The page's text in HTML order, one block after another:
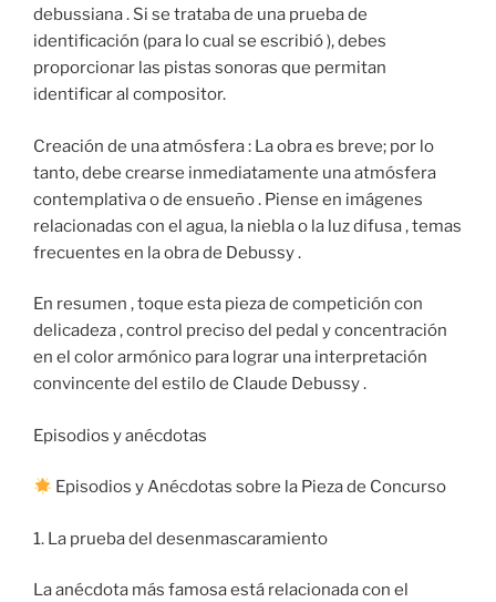
debussiana . Si se trataba de una prueba de
identificación (para lo cual se escribió ), debes
proporcionar las pistas sonoras que permitan
identificar al compositor.
Creación de una atmósfera : La obra es breve; por lo
tanto, debe crearse inmediatamente una atmósfera
contemplativa o de ensueño . Piense en imágenes
relacionadas con el agua, la niebla o la luz difusa , temas
frecuentes en la obra de Debussy .
En resumen , toque esta pieza de competición con
delicadeza , control preciso del pedal y concentración
en el color armónico para lograr una interpretación
convincente del estilo de Claude Debussy .
Episodios y anécdotas
Episodios y Anécdotas sobre la Pieza de Concurso
1. La prueba del desenmascaramiento
La anécdota más famosa está relacionada con el